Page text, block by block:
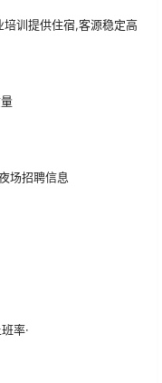
培训提供住宿,客源稳定高
场招聘信息
率·